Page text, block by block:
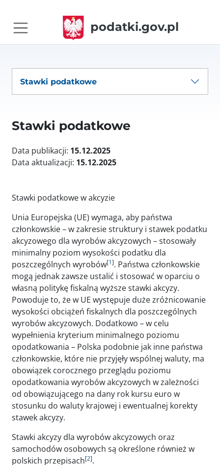
podatki.gov.pl
Stawki podatkowe
Stawki podatkowe
Data publikacji: 15.12.2025
Data aktualizacji: 15.12.2025
Stawki podatkowe w akcyzie
Unia Europejska (UE) wymaga, aby państwa
członkowskie – w zakresie struktury i stawek podatku
akcyzowego dla wyrobów akcyzowych – stosowały
minimalny poziom wysokości podatku dla
poszczególnych wyrobów[1]. Państwa członkowskie
mogą jednak zawsze ustalić i stosować w oparciu o
własną politykę fiskalną wyższe stawki akcyzy.
Powoduje to, że w UE występuje duże zróżnicowanie
wysokości obciążeń fiskalnych dla poszczególnych
wyrobów akcyzowych. Dodatkowo – w celu
wypełnienia kryterium minimalnego poziomu
opodatkowania – Polska podobnie jak inne państwa
członkowskie, które nie przyjęły wspólnej waluty, ma
obowiązek corocznego przeglądu poziomu
opodatkowania wyrobów akcyzowych w zależności
od obowiązującego na dany rok kursu euro w
stosunku do waluty krajowej i ewentualnej korekty
stawek akcyzy.
Stawki akcyzy dla wyrobów akcyzowych oraz
samochodów osobowych są określone również w
polskich przepisach[2].